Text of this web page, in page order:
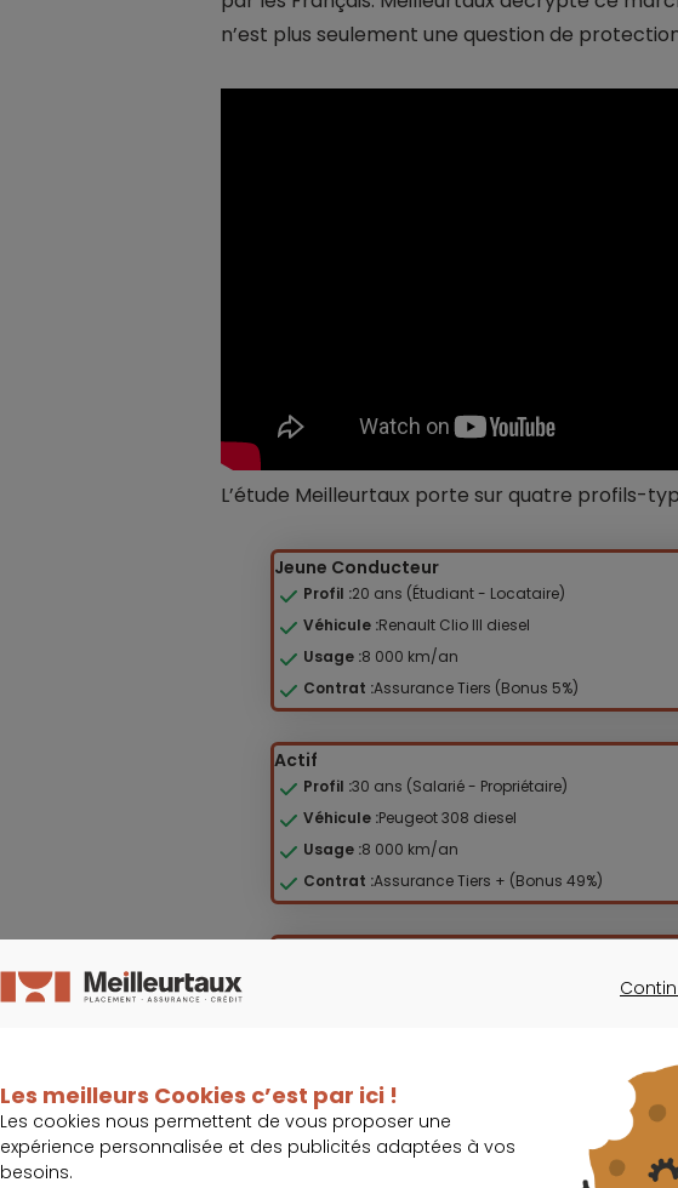
n’est plus seulement une question de
L’étude Meilleurtaux porte sur quatre profils-
Jeune Conducteur
Profil :20 ans (Étudiant - Locataire)
Véhicule :Renault Clio III diesel
Usage :8 000 km/an
Contrat :Assurance Tiers (Bonus 5%)
Actif
Profil :30 ans (Salarié - Propriétaire)
Véhicule :Peugeot 308 diesel
Usage :8 000 km/an
Contrat :Assurance Tiers + (Bonus 49%)
40 ans & 37 ans (Salariés - 2 enfants)
Assurance Tous Risques (Bonus 50%)
Retraités
Les meilleurs Cookies c’est par ici !
Les cookies nous permettent de vous proposer une
expérience personnalisée et des publicités adaptées à vos
besoins.